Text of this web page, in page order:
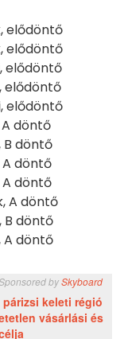
elődöntő
elődöntő
elődöntő
elődöntő
elődöntő
A döntő
B döntő
A döntő
döntő
A döntő
B döntő
A döntő